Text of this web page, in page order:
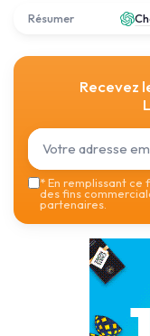
Résumer
Recevez
*En remplissant ce
des fins
partenaires.